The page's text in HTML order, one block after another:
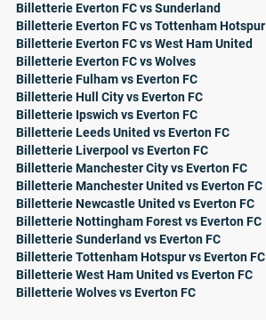
Billetterie Everton FC vs Sunderland
Billetterie Everton FC vs Tottenham Hotspur
Billetterie Everton FC vs West Ham United
Billetterie Everton FC vs Wolves
Billetterie Fulham vs Everton FC
Billetterie Hull City vs Everton FC
Billetterie Ipswich vs Everton FC
Billetterie Leeds United vs Everton FC
Billetterie Liverpool vs Everton FC
Billetterie Manchester City vs Everton FC
Billetterie Manchester United vs Everton FC
Billetterie Newcastle United vs Everton FC
Billetterie Nottingham Forest vs Everton FC
Billetterie Sunderland vs Everton FC
Billetterie Tottenham Hotspur vs Everton FC
Billetterie West Ham United vs Everton FC
Billetterie Wolves vs Everton FC